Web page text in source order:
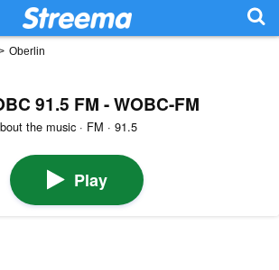
Oberlin
91.5 FM - WOBC-FM
the music · FM · 91.5
Play